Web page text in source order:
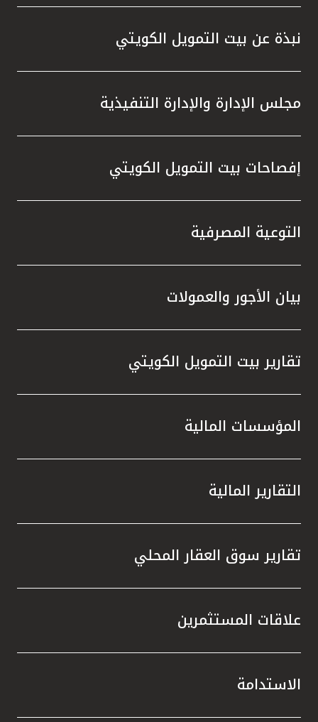
قاعدة بيانات كبيرة وجهاز فني "هندسي
وقانوني ومحاسبي" يقوم عمله على دراسات
وتقارير عقارية ومتابعة للسوق وتطوراته.
نبذة عن بيت التمويل الكويتي
مجلس الإدارة والإدارة التنفيذية
إفصاحات بيت التمويل الكويتي
التوعية المصرفية
بيان الأجور والعمولات
تقارير بيت التمويل الكويتي
المؤسسات المالية
التقارير المالية
تقارير سوق العقار المحلي
علاقات المستثمرين
الاستدامة